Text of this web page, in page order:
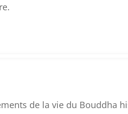
de la vie du Bouddha